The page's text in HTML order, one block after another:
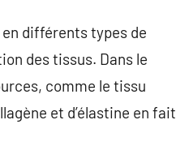
différents types de
des tissus. Dans le
comme le tissu
et d’élastine en fait